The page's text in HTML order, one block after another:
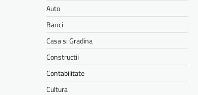
Auto
Banci
Casa si Gradina
Constructii
Contabilitate
Cultura